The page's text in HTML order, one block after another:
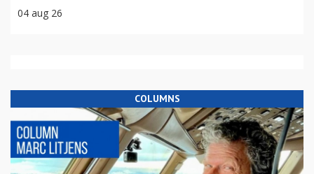
04 aug 26
COLUMNS